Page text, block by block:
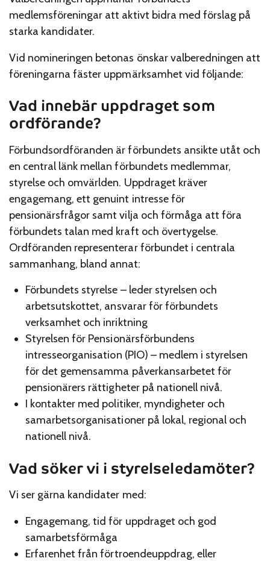
medlemsföreningar att aktivt bidra med förslag på
starka kandidater.
Vid nomineringen betonas önskar valberedningen att
föreningarna fäster uppmärksamhet vid följande:
Vad innebär uppdraget som
ordförande?
Förbundsordföranden är förbundets ansikte utåt och
en central länk mellan förbundets medlemmar,
styrelse och omvärlden. Uppdraget kräver
engagemang, ett genuint intresse för
pensionärsfrågor samt vilja och förmåga att föra
förbundets talan med kraft och övertygelse.
Ordföranden representerar förbundet i centrala
sammanhang, bland annat:
Förbundets styrelse – leder styrelsen och
arbetsutskottet, ansvarar för förbundets
verksamhet och inriktning
Styrelsen för Pensionärsförbundens
intresseorganisation (PIO) – medlem i styrelsen
för det gemensamma påverkansarbetet för
pensionärers rättigheter på nationell nivå.
I kontakter med politiker, myndigheter och
samarbetsorganisationer på lokal, regional och
nationell nivå.
Vad söker vi i styrelseledamöter?
Vi ser gärna kandidater med:
Engagemang, tid för uppdraget och god
samarbetsförmåga
Erfarenhet från förtroendeuppdrag, eller